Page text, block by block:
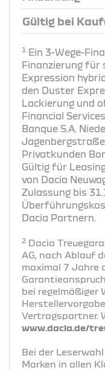
Gültig bei
1 Ein 3-Wege-
Finanzierung
Expression
den Duster
Lackierung und
Financial
Banque S.A.
Jagenbergstraße
Privatkunden
Gültig für
von Dacia
Zulassung bis
Dacia Partnern.
2 Dacia
AG, nach Ablauf
maximal 7 Jahre
bei regelmäßiger
Vertragspartner.
www.dacia.de/
Bei der Leserwahl
Marken in allen